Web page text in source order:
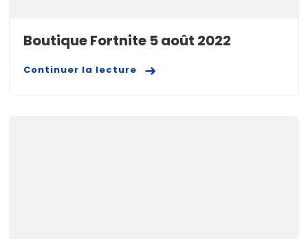
Boutique Fortnite 5 août 2022
Continuer la lecture